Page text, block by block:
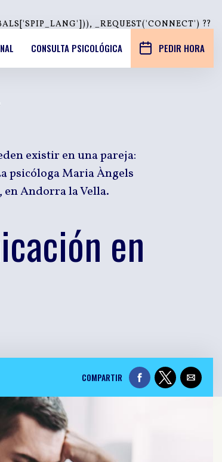
_REQUEST('CONNECT') ??
CONSULTA PSICOLÓGICA PEDIR HORA
existir en una pareja:
psicóloga Maria Àngels
Andorra la Vella.
en
COMPARTIR